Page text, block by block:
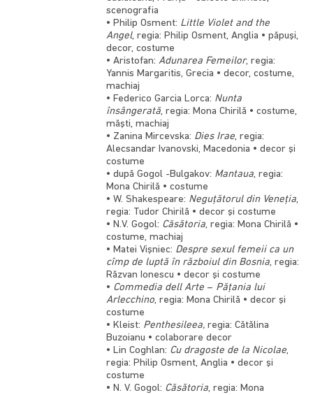
scenografia
• Philip Osment: Little Violet and the
Angel, regia: Philip Osment, Anglia • păpuşi,
decor, costume
• Aristofan:Adunarea Femeilor, regia:
Yannis Margaritis, Grecia • decor, costume,
machiaj
• Federico Garcia Lorca: Nunta
însângerată, regia: Mona Chirilă • costume,
măşti, machiaj
• Zanina Mircevska: Dies Irae, regia:
Alecsandar Ivanovski, Macedonia • decor şi
costume
• după Gogol -Bulgakov: Mantaua, regia:
Mona Chirilă • costume
• W. Shakespeare: Neguţătorul din Veneţia,
regia: Tudor Chirilă • decor şi costume
• N.V. Gogol: Căsătoria, regia: Mona Chirilă •
costume, machiaj
• Matei Vişniec: Despre sexul femeii ca un
cîmp de luptă în războiul din Bosnia, regia:
Răzvan Ionescu • decor şi costume
• Commedia dell Arte – Păţania lui
Arlecchino, regia: Mona Chirilă • decor şi
costume
• Kleist: Penthesileea, regia: Cătălina
Buzoianu • colaborare decor
• Lin Coghlan: Cu dragoste de la Nicolae,
regia: Philip Osment, Anglia • decor şi
costume
• N. V. Gogol: Căsătoria, regia: Mona